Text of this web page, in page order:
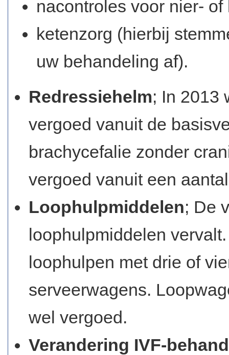
nacontroles voor nier-
ketenzorg (hierbij
uw behandeling af).
Redressiehelm; In 2013
vergoed vanuit de
brachycefalie zonder
vergoed vanuit een
Loophulpmiddelen; De
loophulpmiddelen
loophulpen met drie of
serveerwagens.
wel vergoed.
Verandering IVF-